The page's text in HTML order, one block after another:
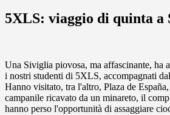
5XLS: viaggio di quinta a
Una Siviglia piovosa, ma affascinante, ha
i nostri studenti di 5XLS, accompagnati
Hanno visitato, tra l'altro, Plaza de
campanile ricavato da un minareto, il
hanno perso l'opportunità di assaggiare